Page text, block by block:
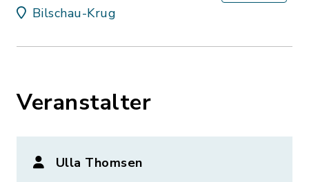
Bilschau-Krug
Veranstalter
Ulla Thomsen